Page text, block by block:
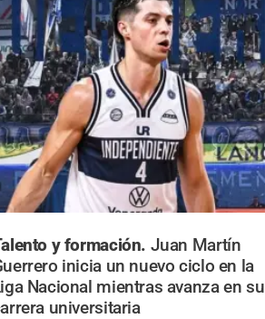
y formación. Juan Martín
inicia un nuevo ciclo en la
Nacional mientras avanza en su
universitaria